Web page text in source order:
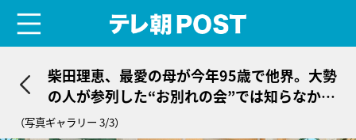
柴田理恵、最愛の母が今年95歳で他界。大勢
の人が参列した“お別れの会”では知らなかっ
た思い出話も
（写真ギャラリー 3/3）